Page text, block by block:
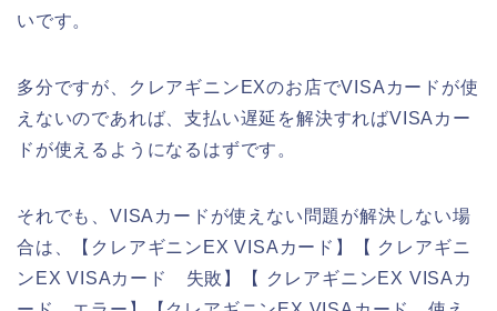
いです。
多分ですが、クレアギニンEXのお店でVISAカードが使
えないのであれば、支払い遅延を解決すればVISAカー
ドが使えるようになるはずです。
それでも、VISAカードが使えない問題が解決しない場
合は、【クレアギニンEX VISAカード】【 クレアギニ
ンEX VISAカード 失敗】【 クレアギニンEX VISAカ